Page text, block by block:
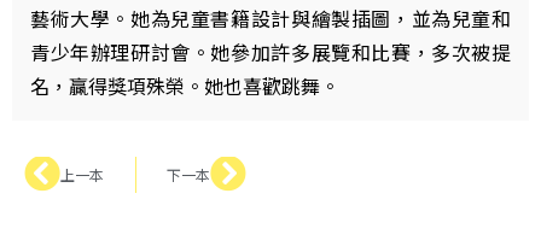
藝術大學。她為兒童書籍設計與繪製插圖，並為兒童和
青少年辦理研討會。她參加許多展覽和比賽，多次被提
名，贏得獎項殊榮。她也喜歡跳舞。
上一本 下一本